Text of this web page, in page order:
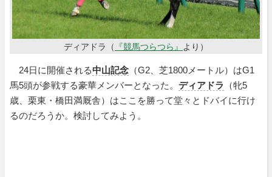
ディアドラ（ 『競馬つらつら』 より）
24日に開催される中山記念 （G2、芝1800メートル）はG1
馬5頭が参戦する豪華メンバーとなった。 ディアドラ （牝5
歳、栗東・橋田満厩舎）はここを勝って堂々とドバイに行け
るのだろうか。検討してみよう。